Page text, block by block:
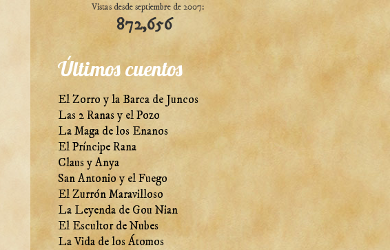
Vistas desde septiembre de 2007:
872,656
Últimos cuentos
El Zorro y la Barca de Juncos
Las 2 Ranas y el Pozo
La Maga de los Enanos
El Príncipe Rana
Claus y Anya
San Antonio y el Fuego
El Zurrón Maravilloso
La Leyenda de Gou Nian
El Escultor de Nubes
La Vida de los Átomos